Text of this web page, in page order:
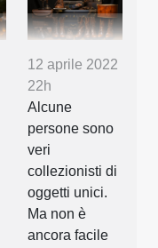
12 aprile 2022
22h
Alcune
persone sono
veri
collezionisti di
oggetti unici.
Ma non è
ancora facile